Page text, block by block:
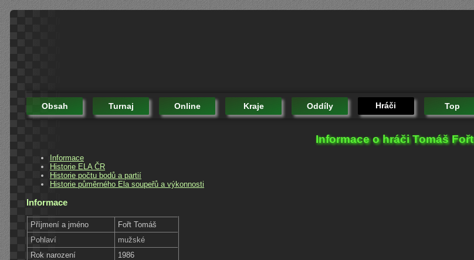
Obsah Turnaj Online Kraje Oddíly Hráči Top
Informace o hráči Tomáš Fořt
Informace
Historie ELA ČR
Historie počtu bodů a partií
Historie půměrného Ela soupeřů a výkonnosti
Informace
Příjmení a jméno
Fořt Tomáš
Pohlaví
mužské
Rok narození
1986